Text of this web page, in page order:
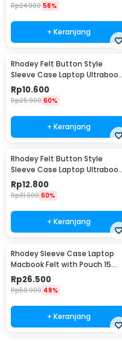
Rp24.900 58%
+ Keranjang
Rhodey Felt Button Style
Sleeve Case Laptop Ultrabook
12 Inch - DA58
Rp10.600
Rp25.900 60%
+ Keranjang
Rhodey Felt Button Style
Sleeve Case Laptop Ultrabook
15 Inch - DA58
Rp12.800
Rp31.900 60%
+ Keranjang
Rhodey Sleeve Case Laptop
Macbook Felt with Pouch 15
Inch - AK01
Rp26.500
Rp50.900 48%
+ Keranjang